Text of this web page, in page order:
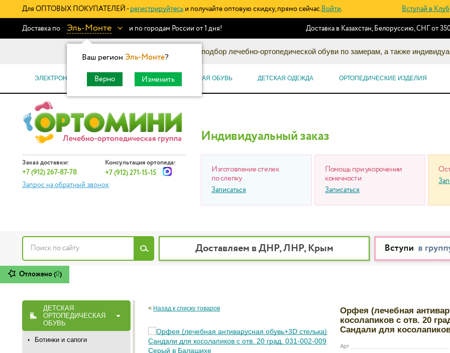
Для ОПТОВЫХ ПОКУПАТЕЛЕЙ - регистрируйтесь и получайте оптовую скидку, прямо сейчас.Войти. Вступай в Клуб
Доставка по Эль-Монте
Ваш регион Эль-Монте?
Верно Изменить
и по городам России от 1 дня! Доставка в Казахстан, Белоруссию, СНГ от
Информационный каталог: подбор лечебно-ортопедической обуви по замерам, а также
ЭЛЕКТРОННЫЕ СЕРТИФИКАТЫ ОРТОПЕДИЧЕСКАЯ ОБУВЬ ДЕТСКАЯ ОДЕЖДА ОРТОПЕДИЧЕСКИЕ ИЗДЕЛИЯ
Заказ доставки:
+7 (912) 267-87-78
Консультация ортопеда:
+7 (912) 271-15-15
Запрос на обратный звонок
Индивидуальный заказ
Изготовление стелек
по слепку
Записаться
Помощь при укорочении
конечности
Записаться
Доставляем в ДНР, ЛНР, Крым
Отложено (0)
ДЕТСКАЯ
ОРТОПЕДИЧЕСКАЯ
ОБУВЬ
Ботинки и сапоги
< Назад к списку товаров
Орфея (лечебная
косолапиков с отв. 20
Сандали для
Арт